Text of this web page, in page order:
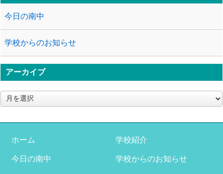
今日の南中
学校からのお知らせ
アーカイブ
ア
ー
イ
ホーム 学校紹介
今日の南中 学校からのお知らせ